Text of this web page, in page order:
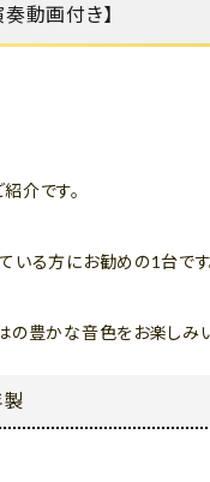
動画付き】
介です。
いる方にお勧めの1台です
の豊かな音色をお楽しみ
製